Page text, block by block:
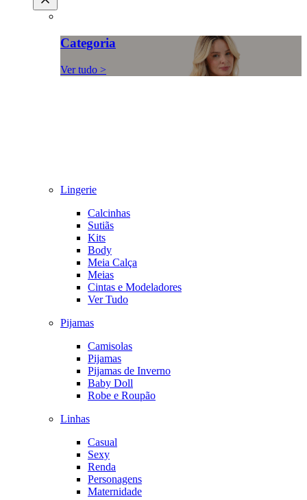
Categoria
Ver tudo >
Lingerie
Calcinhas
Sutiãs
Kits
Body
Meia Calça
Meias
Cintas e Modeladores
Ver Tudo
Pijamas
Camisolas
Pijamas
Pijamas de Inverno
Baby Doll
Robe e Roupão
Linhas
Casual
Sexy
Renda
Personagens
Maternidade